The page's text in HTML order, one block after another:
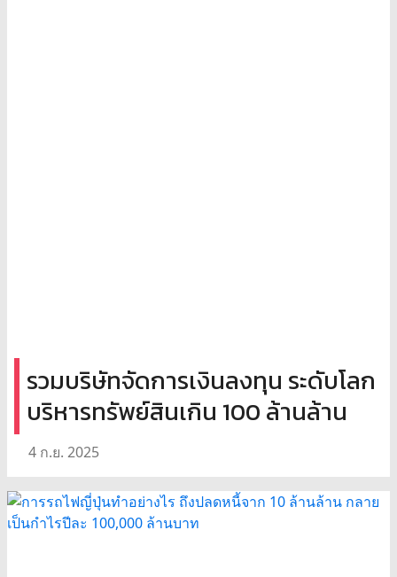
รวมบริษัทจัดการเงินลงทุน ระดับโลก
บริหารทรัพย์สินเกิน 100 ล้านล้าน
4 ก.ย. 2025